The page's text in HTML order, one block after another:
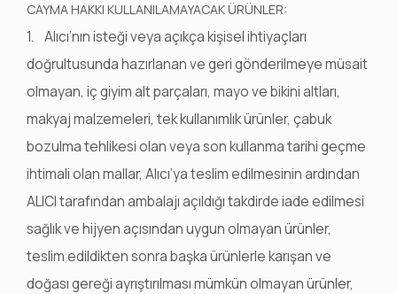
CAYMA HAKKI KULLANILAMAYACAK ÜRÜNLER:
1. Alıcı’nın isteği veya açıkça kişisel ihtiyaçları
doğrultusunda hazırlanan ve geri gönderilmeye müsait
olmayan, iç giyim alt parçaları, mayo ve bikini altları,
makyaj malzemeleri, tek kullanımlık ürünler, çabuk
bozulma tehlikesi olan veya son kullanma tarihi geçme
ihtimali olan mallar, Alıcı’ya teslim edilmesinin ardından
ALICI tarafından ambalajı açıldığı takdirde iade edilmesi
sağlık ve hijyen açısından uygun olmayan ürünler,
teslim edildikten sonra başka ürünlerle karışan ve
doğası gereği ayrıştırılması mümkün olmayan ürünler,